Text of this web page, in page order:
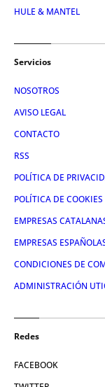
HULE & MANTEL
Servicios
NOSOTROS
AVISO LEGAL
CONTACTO
RSS
POLÍTICA DE
POLÍTICA DE COOKIES
EMPRESAS
EMPRESAS
CONDICIONES DE
ADMINISTRACIÓN
Redes
FACEBOOK